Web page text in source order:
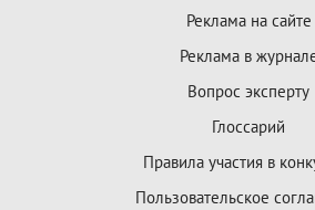
Реклама на сайте
Реклама в
Вопрос эксперту
Глоссарий
Правила участия в
Пользовательское